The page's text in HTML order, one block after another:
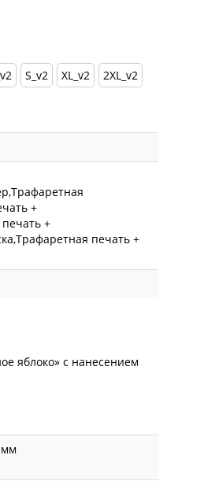
S_v2 XL_v2
2XL_v2
+
+
печать +
яблоко» с нанесением